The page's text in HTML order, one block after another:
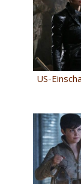
US-